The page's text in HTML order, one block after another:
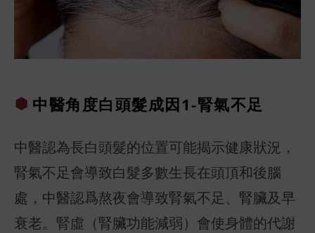
中醫角度白頭髮成因1-腎氣不足
中醫認為長白頭髮的位置可能揭示健康狀況，
腎氣不足會導致白髮多數生長在頭頂和後腦
處，中醫認爲熬夜會導致腎氣不足、腎臟及早
衰老。腎虛（腎臟功能減弱）會使身體的代謝